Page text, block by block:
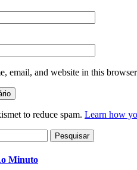
email, and website in this
to reduce spam. Learn how
Minuto